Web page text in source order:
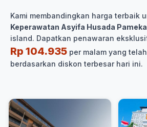
Kami membandingkan harga terbaik
Keperawatan Asyifa Husada
island. Dapatkan penawaran
Rp 104.935 per malam yang
berdasarkan diskon terbesar hari ini.